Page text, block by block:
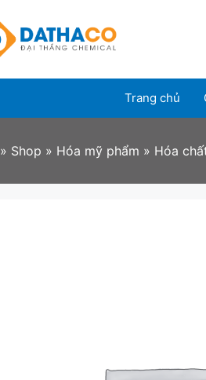
Trang chủ
» Shop » Hóa mỹ phẩm » Hóa